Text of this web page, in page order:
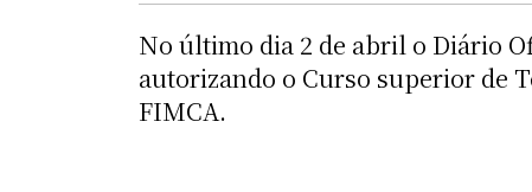
No último dia 2 de abril o Diário
autorizando o Curso superior de
FIMCA.